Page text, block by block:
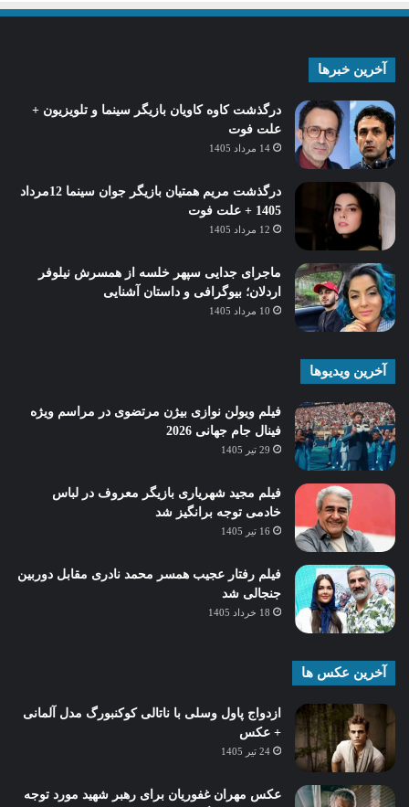
آخرین خبرها
درگذشت کاوه کاویان بازیگر سینما و تلویزیون +
علت فوت
14 مرداد 1405
درگذشت مریم همتیان بازیگر جوان سینما 12مرداد
1405 + علت فوت
12 مرداد 1405
ماجرای جدایی سپهر خلسه از همسرش نیلوفر
اردلان؛ بیوگرافی و داستان آشنایی
10 مرداد 1405
آخرین ویدیوها
فیلم ویولن نوازی بیژن مرتضوی در مراسم ویژه
فینال جام جهانی 2026
29 تیر 1405
فیلم مجید شهریاری بازیگر معروف در لباس
خادمی توجه برانگیز شد
16 تیر 1405
فیلم رفتار عجیب همسر محمد نادری مقابل دوربین
جنجالی شد
18 خرداد 1405
آخرین عکس ها
ازدواج پاول وسلی با ناتالی کوکنبورگ مدل آلمانی
+ عکس
24 تیر 1405
عکس مهران غفوریان برای رهبر شهید مورد توجه